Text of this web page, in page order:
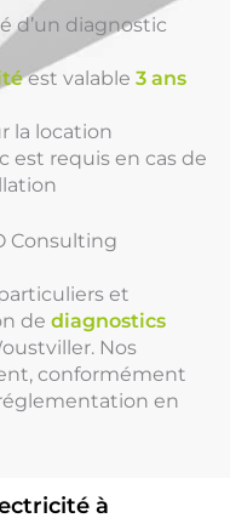
d’un diagnostic
est valable3 ans
la location
est requis en cas de
Consulting
et
de diagnostics
Nos
conformément
en
à